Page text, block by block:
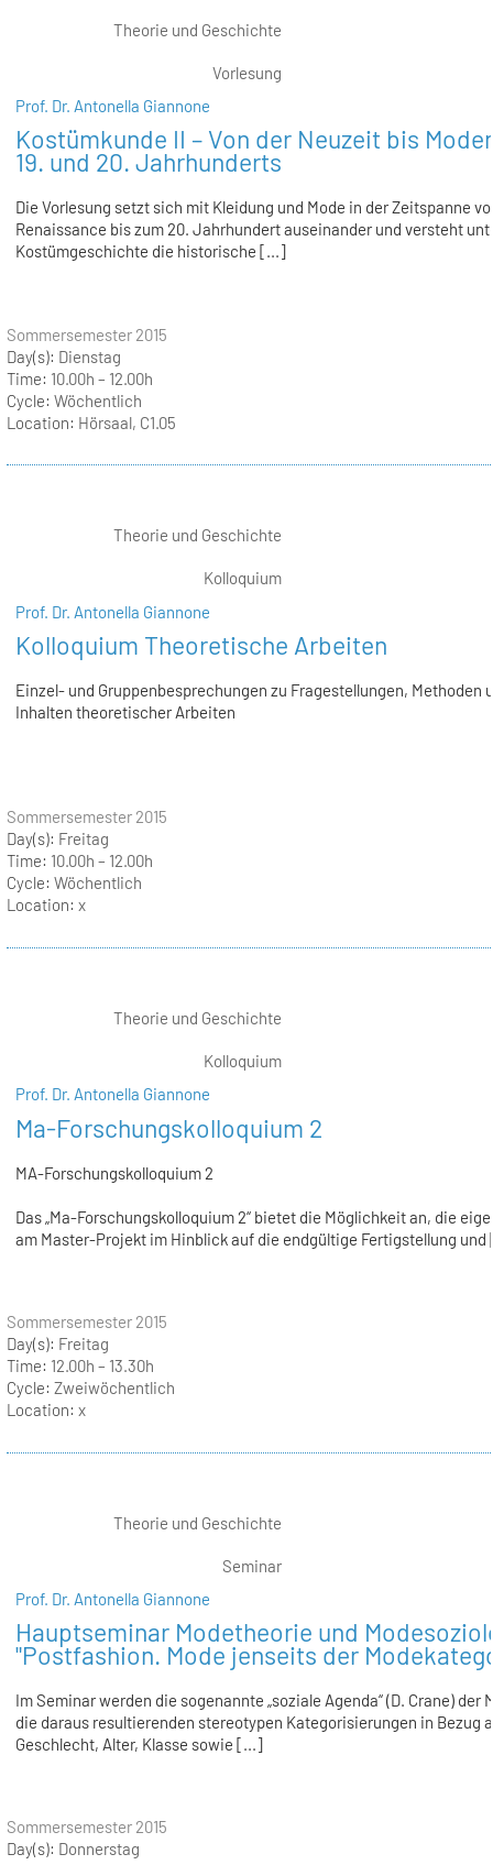
Theorie und Geschichte
Vorlesung
Prof. Dr. Antonella Giannone
Kostümkunde II – Von der Neuzeit bis
19. und 20. Jahrhunderts
Die Vorlesung setzt sich mit Kleidung und Mode in der Zeitspanne
Renaissance bis zum 20. Jahrhundert auseinander und versteht
Kostümgeschichte die historische [...]
Sommersemester 2015
Day(s): Dienstag
Time: 10.00h – 12.00h
Cycle: Wöchentlich
Location: Hörsaal, C1.05
Theorie und Geschichte
Kolloquium
Prof. Dr. Antonella Giannone
Kolloquium Theoretische Arbeiten
Einzel- und Gruppenbesprechungen zu Fragestellungen, Methoden
Inhalten theoretischer Arbeiten
Sommersemester 2015
Day(s): Freitag
Time: 10.00h – 12.00h
Cycle: Wöchentlich
Location: x
Theorie und Geschichte
Kolloquium
Prof. Dr. Antonella Giannone
Ma-Forschungskolloquium 2
MA-Forschungskolloquium 2
Das „Ma-Forschungskolloquium 2“ bietet die Möglichkeit an, die
am Master-Projekt im Hinblick auf die endgültige Fertigstellung und
Sommersemester 2015
Day(s): Freitag
Time: 12.00h – 13.30h
Cycle: Zweiwöchentlich
Location: x
Theorie und Geschichte
Seminar
Prof. Dr. Antonella Giannone
Hauptseminar Modetheorie und
"Postfashion. Mode jenseits der
Im Seminar werden die sogenannte „soziale Agenda“ (D. Crane) der
die daraus resultierenden stereotypen Kategorisierungen in Bezug
Geschlecht, Alter, Klasse sowie [...]
Sommersemester 2015
Day(s): Donnerstag